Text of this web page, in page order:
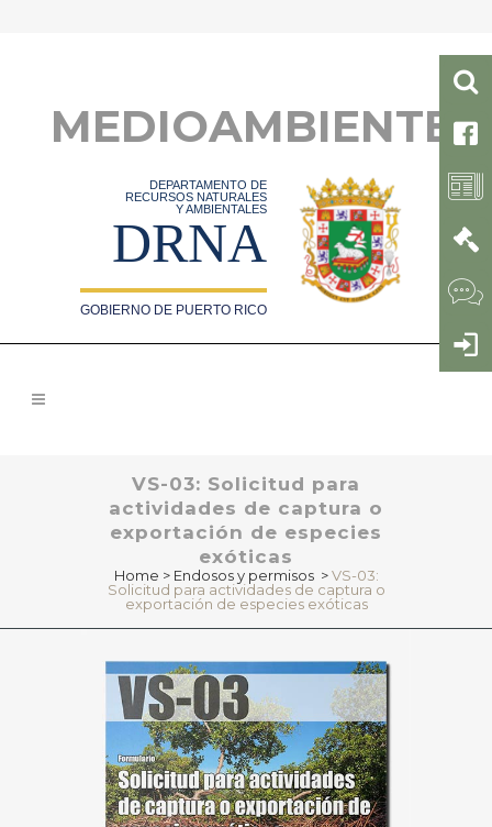
MEDIOAMBIENTE
DEPARTAMENTO DE
RECURSOS NATURALES
Y AMBIENTALES
DRNA
GOBIERNO DE PUERTO RICO
VS-03: Solicitud para
actividades de captura o
exportación de especies
exóticas
Home > Endosos y permisos >VS-03:
Solicitud para actividades de captura o
exportación de especies exóticas